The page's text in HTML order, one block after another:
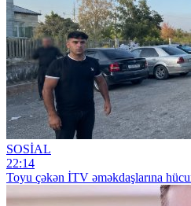
SOSİAL
22:14
Toyu çəkən İTV əməkdaşlarına